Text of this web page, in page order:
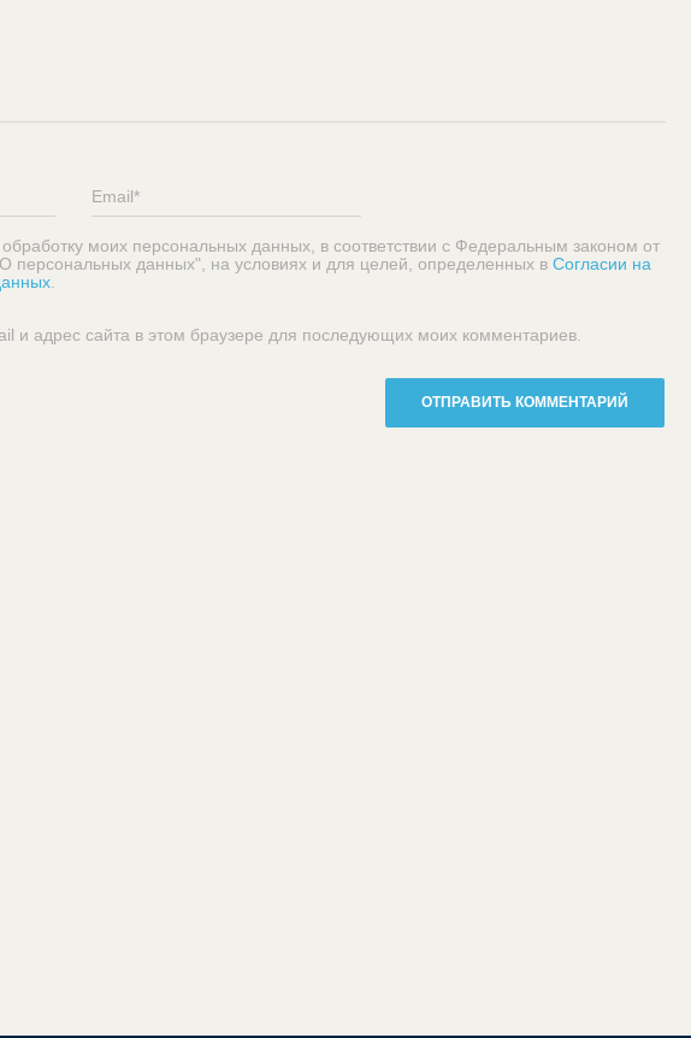
моих персональных данных, в соответствии с Федеральным законом от
персональных данных", на условиях и для целей, определенных в Согласии на
и адрес сайта в этом браузере для последующих моих комментариев.